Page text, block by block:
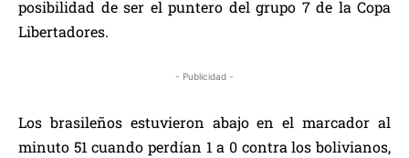
posibilidad de ser el puntero del grupo 7 de la Copa
Libertadores.
- Publicidad -
Los brasileños estuvieron abajo en el marcador al
minuto 51 cuando perdían 1 a 0 contra los bolivianos,